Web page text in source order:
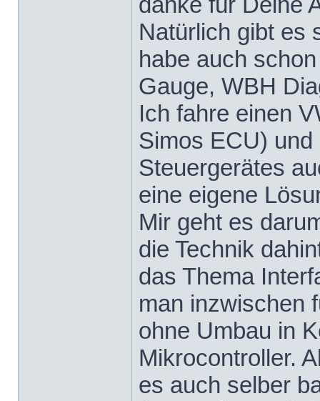
Natürlich gibt es
habe auch
Gauge, WBH
Ich fahre einen
Simos ECU)
Steuergerätes
eine eigene
Mir geht es
die Technik
das Thema
man inzwischen
ohne Umbau in
Mikrocontroller.
es auch selber